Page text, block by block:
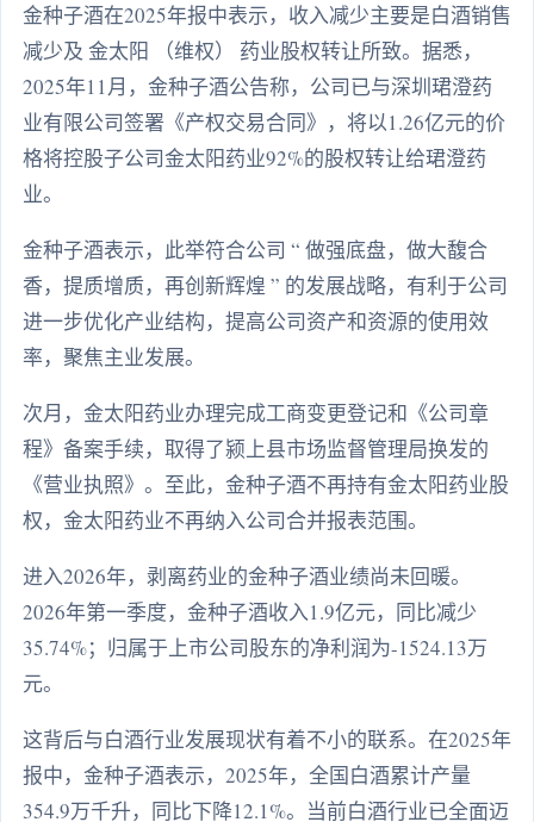
金种子酒在2025年报中表示，收入减少主要是白酒销售
减少及 金太阳 （维权） 药业股权转让所致。据悉，
2025年11月，金种子酒公告称，公司已与深圳珺澄药
业有限公司签署《产权交易合同》，将以1.26亿元的价
格将控股子公司金太阳药业92%的股权转让给珺澄药
业。
金种子酒表示，此举符合公司 “ 做强底盘，做大馥合
香，提质增质，再创新辉煌 ” 的发展战略，有利于公司
进一步优化产业结构，提高公司资产和资源的使用效
率，聚焦主业发展。
次月，金太阳药业办理完成工商变更登记和《公司章
程》备案手续，取得了颍上县市场监督管理局换发的
《营业执照》。至此，金种子酒不再持有金太阳药业股
权，金太阳药业不再纳入公司合并报表范围。
进入2026年，剥离药业的金种子酒业绩尚未回暖。
2026年第一季度，金种子酒收入1.9亿元，同比减少
35.74%；归属于上市公司股东的净利润为-1524.13万
元。
这背后与白酒行业发展现状有着不小的联系。在2025年
报中，金种子酒表示，2025年，全国白酒累计产量
354.9万千升，同比下降12.1%。当前白酒行业已全面迈